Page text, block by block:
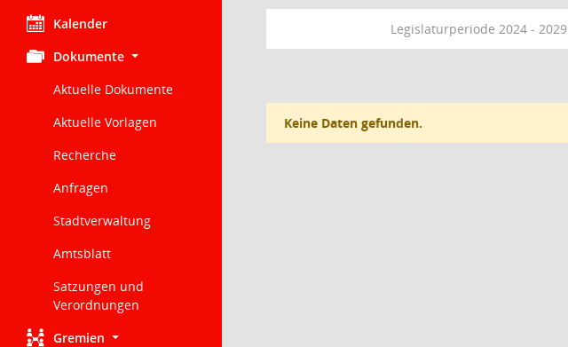
Kalender
Dokumente
Aktuelle Dokumente
Aktuelle Vorlagen
Recherche
Anfragen
Stadtverwaltung
Amtsblatt
Satzungen und
Verordnungen
Gremien
Legislaturperiode 2024 - 2029
Keine Daten gefunden.